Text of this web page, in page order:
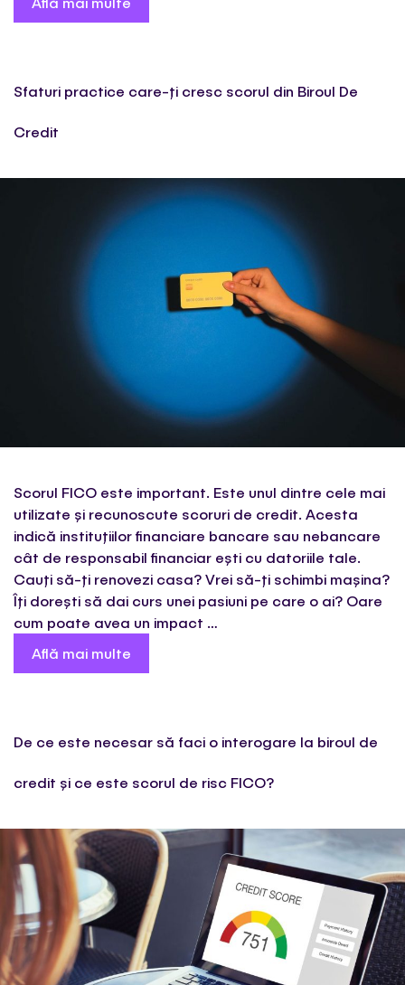
Sfaturi practice care-ți cresc scorul din Biroul De
Credit
Scorul FICO este important. Este unul dintre cele mai
utilizate și recunoscute scoruri de credit. Acesta
indică instituțiilor financiare bancare sau nebancare
cât de responsabil financiar ești cu datoriile tale.
Cauți să-ți renovezi casa? Vrei să-ți schimbi mașina?
Îți dorești să dai curs unei pasiuni pe care o ai? Oare
cum poate avea un impact …
Află mai multe
De ce este necesar să faci o interogare la biroul de
credit și ce este scorul de risc FICO?